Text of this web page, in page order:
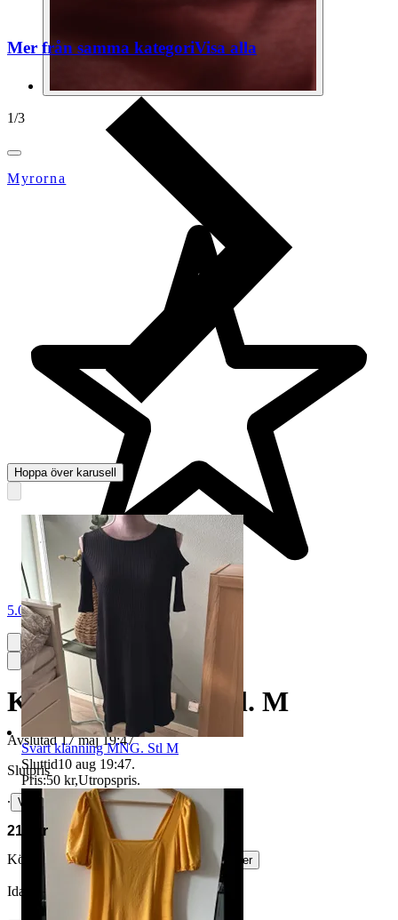
1/3
Myrorna
5.0
Klänning, MNG, stl. M
Avslutad 17 maj 19:47
Slutpris
∙ Visa bud
210 kr
Köparskydd är valfritt hos företag.
Läs mer
Idaiwiken vann auktionen
Mer från samma kategoriVisa alla
Hoppa över karusell
Svart klänning MNG. Stl M
Sluttid10 aug 19:47.
Pris:50 kr,Utropspris.